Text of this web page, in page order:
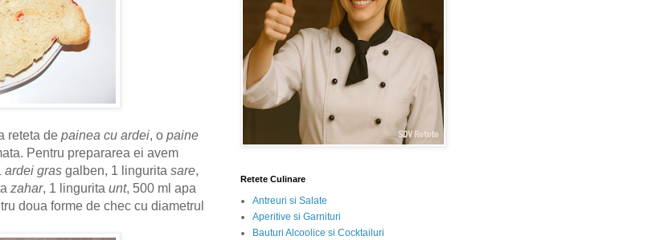
reteta de painea cu ardei, o paine
Pentru prepararea ei avem
ardei gras galben, 1 lingurita sare,
zahar, 1 lingurita unt, 500 ml apa
doua forme de chec cu diametrul
Retete Culinare
Antreuri si Salate
Aperitive si Garnituri
Bauturi Alcoolice si Cocktailuri